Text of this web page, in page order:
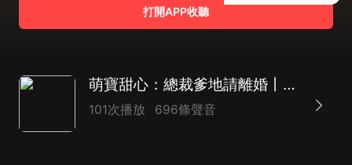
打開APP收聽
萌寶甜心：總裁爹地請離婚丨【精品多播】霸總文必聽
101次播放 696條聲音